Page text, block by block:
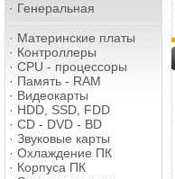
· Генеральная
· Материнские платы
· Контроллеры
· CPU - процессоры
· Память - RAM
· Видеокарты
· HDD, SSD, FDD
· CD - DVD - BD
· Звуковые карты
· Охлаждение ПК
· Корпуса ПК